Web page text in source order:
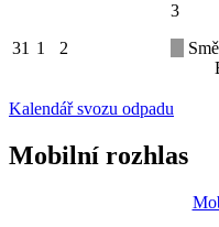
31 1 2
3
Kalendář svozu odpadu
Mobilní rozhlas